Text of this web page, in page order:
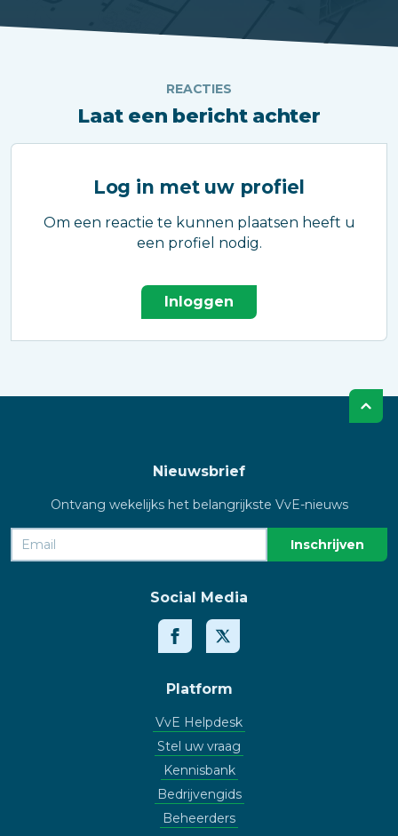
REACTIES
Laat een bericht achter
Log in met uw profiel
Om een reactie te kunnen plaatsen heeft u
een profiel nodig.
Inloggen
Nieuwsbrief
Ontvang wekelijks het belangrijkste VvE-nieuws
Social Media
Platform
VvE Helpdesk
Stel uw vraag
Kennisbank
Bedrijvengids
Beheerders